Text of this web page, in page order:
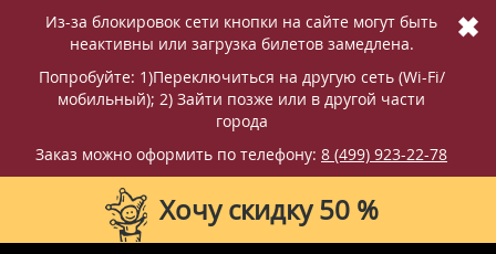
Из-за блокировок сети кнопки на сайте могут быть
неактивны или загрузка билетов замедлена.
Попробуйте: 1)Переключиться на другую сеть (Wi-Fi/
мобильный); 2) Зайти позже или в другой части
города
Заказ можно оформить по телефону: 8 (499) 923-22-78
✖
Хочу скидку 50 %